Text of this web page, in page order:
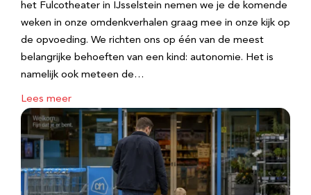
het Fulcotheater in IJsselstein nemen we je de komende
weken in onze omdenkverhalen graag mee in onze kijk op
de opvoeding. We richten ons op één van de meest
belangrijke behoeften van een kind: autonomie. Het is
namelijk ook meteen de…
Lees meer